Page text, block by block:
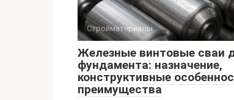
Стройматериалы
Железные винтовые сваи
фундамента: назначение,
конструктивные
преимущества